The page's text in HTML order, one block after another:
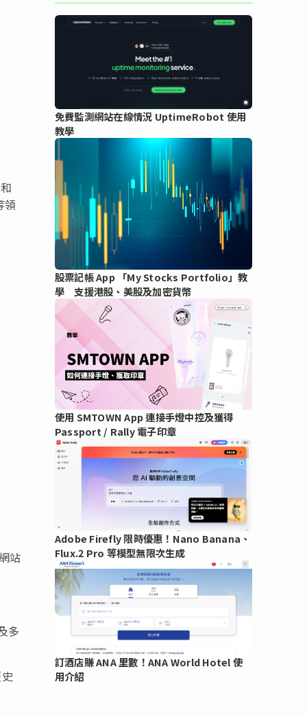
領
站
多
免費監測網站在線情況 UptimeRobot 使用
教學
股票記帳 App 「My Stocks Portfolio」教
學 支援港股、美股及加密貨幣
使用 SMTOWN App 連接手燈中控及獲得
Passport / Rally 電子印章
Adobe Firefly 限時優惠！Nano Banana、
Flux.2 Pro 等模型無限次生成
訂酒店賺 ANA 里數！ANA World Hotel 使
用介紹